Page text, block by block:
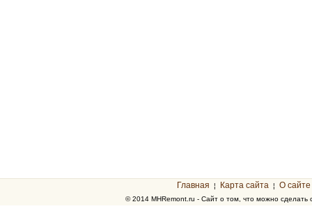
Главная ¦ Карта сайта ¦ О сайте
© 2014 MHRemont.ru - Сайт о том, что можно сделать